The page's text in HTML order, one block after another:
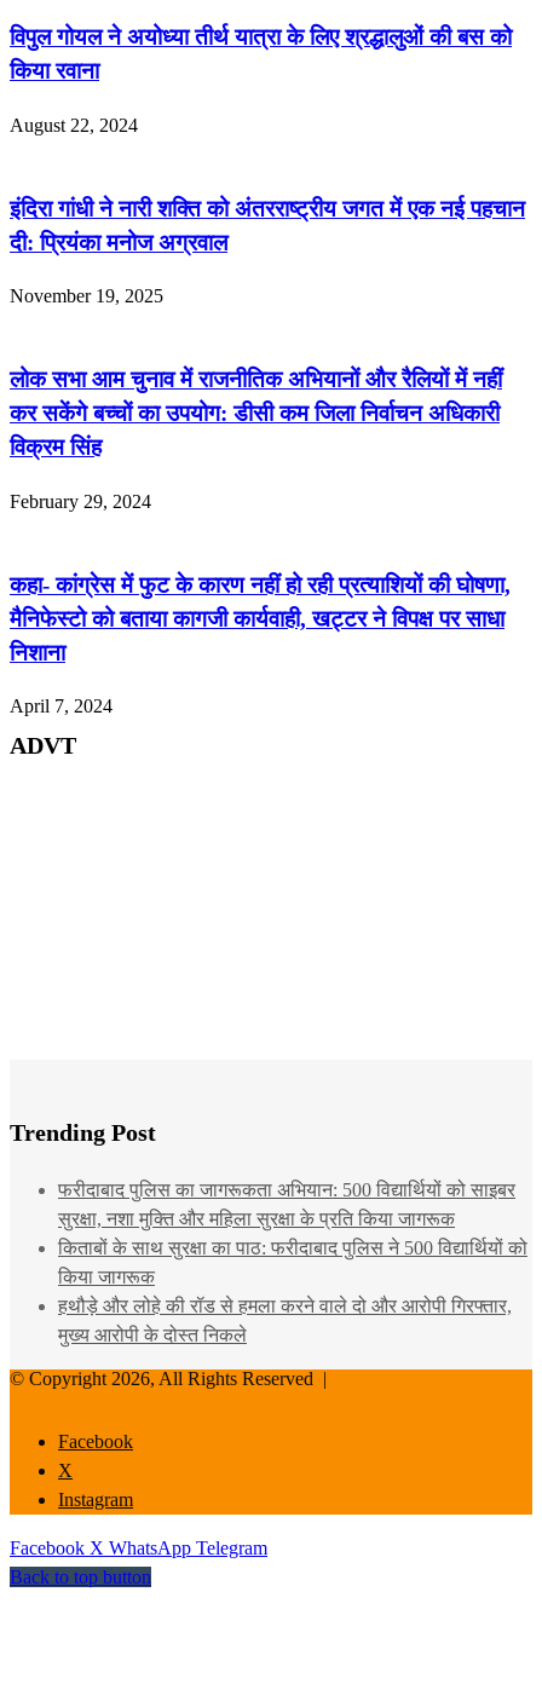
विपुल गोयल ने अयोध्या तीर्थ यात्रा के लिए श्रद्धालुओं की बस को
किया रवाना
August 22, 2024
इंदिरा गांधी ने नारी शक्ति को अंतरराष्ट्रीय जगत में एक नई पहचान
दी: प्रियंका मनोज अग्रवाल
November 19, 2025
लोक सभा आम चुनाव में राजनीतिक अभियानों और रैलियों में नहीं
कर सकेंगे बच्चों का उपयोग: डीसी कम जिला निर्वाचन अधिकारी
विक्रम सिंह
February 29, 2024
कहा- कांग्रेस में फुट के कारण नहीं हो रही प्रत्याशियों की घोषणा,
मैनिफेस्टो को बताया कागजी कार्यवाही, खट्टर ने विपक्ष पर साधा
निशाना
April 7, 2024
ADVT
Trending Post
फरीदाबाद पुलिस का जागरूकता अभियान: 500 विद्यार्थियों को साइबर
सुरक्षा, नशा मुक्ति और महिला सुरक्षा के प्रति किया जागरूक
किताबों के साथ सुरक्षा का पाठ: फरीदाबाद पुलिस ने 500 विद्यार्थियों को
किया जागरूक
हथौड़े और लोहे की रॉड से हमला करने वाले दो और आरोपी गिरफ्तार,
मुख्य आरोपी के दोस्त निकले
© Copyright 2026, All Rights Reserved |
Facebook
X
Instagram
Facebook X WhatsApp Telegram
Back to top button